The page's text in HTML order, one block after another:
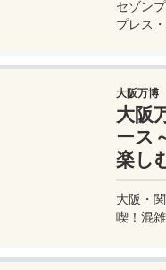
セゾン
プレス
最適で
スと実
たのビ
大阪万博
大阪
ース
楽し
大阪・
喫！混